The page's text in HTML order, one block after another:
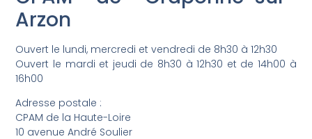
Arzon
Ouvert le lundi, mercredi et vendredi de 8h30 à 12h30
Ouvert le mardi et jeudi de 8h30 à 12h30 et de 14h00 à
16h00
Adresse postale :
CPAM de la Haute-Loire
10 avenue André Soulier